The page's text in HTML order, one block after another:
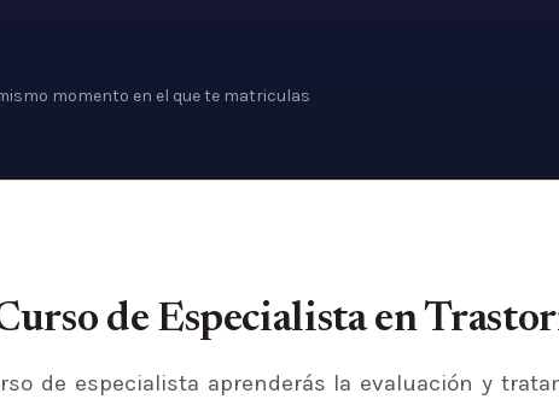
momento en el que te matriculas
de Especialista en
de especialista aprenderás la evaluación y